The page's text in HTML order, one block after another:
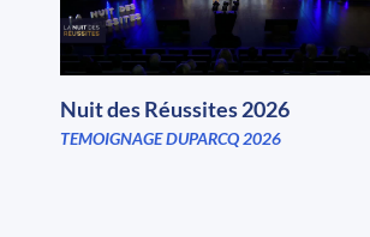
Nuit des Réussites 2026
TEMOIGNAGE DUPARCQ 2026